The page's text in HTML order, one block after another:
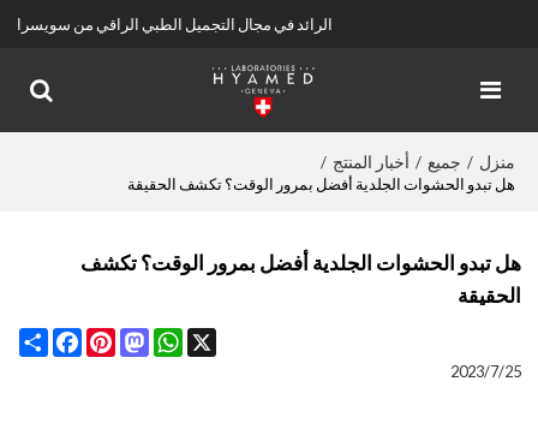
الرائد في مجال التجميل الطبي الراقي من سويسرا
منزل / جميع / أخبار المنتج /
هل تبدو الحشوات الجلدية أفضل بمرور الوقت؟ تكشف الحقيقة
هل تبدو الحشوات الجلدية أفضل بمرور الوقت؟ تكشف
الحقيقة
Share
FacebookPinterestMastodon
WhatsApp
X
2023/7/25